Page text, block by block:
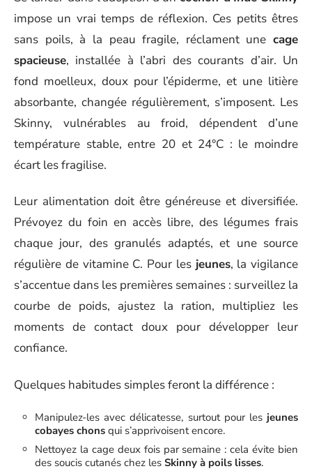
impose un vrai temps de réflexion. Ces petits êtres
sans poils, à la peau fragile, réclament une cage
spacieuse, installée à l’abri des courants d’air. Un
fond moelleux, doux pour l’épiderme, et une litière
absorbante, changée régulièrement, s’imposent. Les
Skinny, vulnérables au froid, dépendent d’une
température stable, entre 20 et 24°C : le moindre
écart les fragilise.
Leur alimentation doit être généreuse et diversifiée.
Prévoyez du foin en accès libre, des légumes frais
chaque jour, des granulés adaptés, et une source
régulière de vitamine C. Pour les jeunes, la vigilance
s’accentue dans les premières semaines : surveillez la
courbe de poids, ajustez la ration, multipliez les
moments de contact doux pour développer leur
confiance.
Quelques habitudes simples feront la différence :
Manipulez-les avec délicatesse, surtout pour les jeunes
cobayes chons qui s’apprivoisent encore.
Nettoyez la cage deux fois par semaine : cela évite bien
des soucis cutanés chez les Skinny à poils lisses.